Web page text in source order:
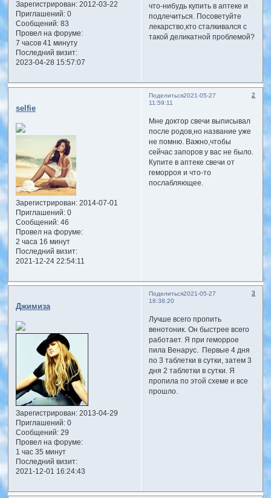
Зарегистрирован: 2012-03-22
Приглашений:0
Сообщений:83
Провел на форуме:
7 часов 41 минуту
Последний визит:
2023-04-28 15:57:07
что-нибудь купить в аптеке и
подлечиться. Посоветуйте
лекарство,кто сталкивался с
такой деликатной проблемой?
Поделиться 2
2021-05-27
11:59:11
selfie
Зарегистрирован: 2014-07-01
Приглашений:0
Сообщений:46
Провел на форуме:
2 часа 16 минут
Последний визит:
2021-12-24 22:54:11
Мне доктор свечи выписывал
после родов,но название уже
не помню. Важно,чтобы
сейчас запоров у вас не было.
Купите в аптеке свечи от
геморроя и что-то
послабляющее.
Поделиться 3
2021-05-27
18:38:20
Джимиза
Зарегистрирован: 2013-04-29
Приглашений:0
Сообщений:29
Провел на форуме:
1 час 35 минут
Последний визит:
2021-12-01 16:24:43
Лучше всего пропить
венотоник. Он быстрее всего
работает. Я при геморрое
пила Венарус. Первые 4 дня
по 3 таблетки в сутки, затем 3
дня 2 таблетки в сутки. Я
пропила по этой схеме и все
прошло.